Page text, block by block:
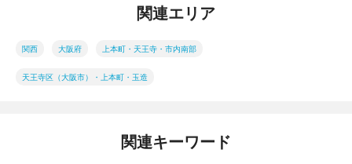
関連エリア
関西 大阪府 上本町・天王寺・市内南部
天王寺区（大阪市）・上本町・玉造
関連キーワード